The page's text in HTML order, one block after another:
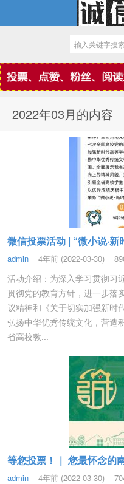
微信点赞
2022年03月的内容
微信投票活动 | “微小说·
admin 4年前 (2022-03-30)
活动介绍：为深入学习贯彻习
贯彻党的教育方针，进一步落
议精神和《关于切实加强新时
弘扬中华优秀传统文化，营造
省高校教...
等您投票！｜ 您最怀念的
admin 4年前 (2022-03-30)